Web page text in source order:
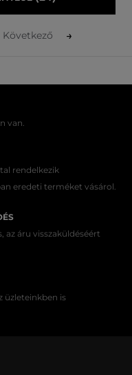
Következő
van.
rendelkezik
eredeti terméket vásárol.
az áru visszaküldéséért
üzleteinkben is